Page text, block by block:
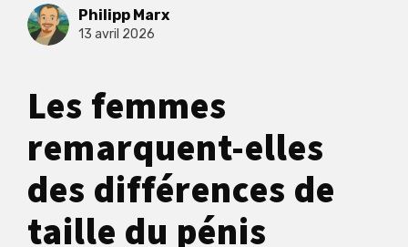
Philipp Marx
13 avril 2026
Les femmes
remarquent-elles
des différences de
taille du pénis